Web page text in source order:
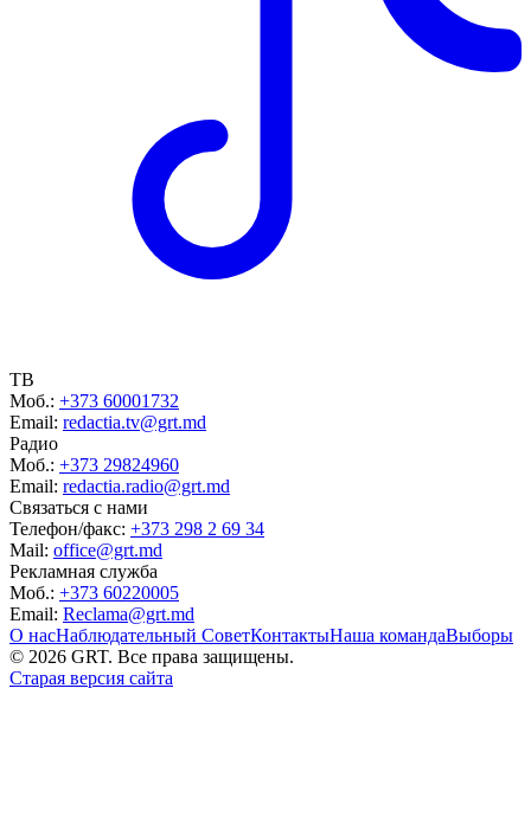
ТВ
Моб.: +373 60001732
Email: redactia.tv@grt.md
Радио
Моб.: +373 29824960
Email: redactia.radio@grt.md
Связаться с нами
Телефон/факс: +373 298 2 69 34
Mail: office@grt.md
Рекламная служба
Моб.: +373 60220005
Email: Reclama@grt.md
О насНаблюдательный СоветКонтактыНаша командаВыборы
© 2026 GRT. Все права защищены.
Старая версия сайта